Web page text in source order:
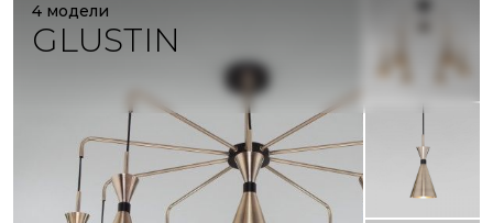
4 модели
GLUSTIN